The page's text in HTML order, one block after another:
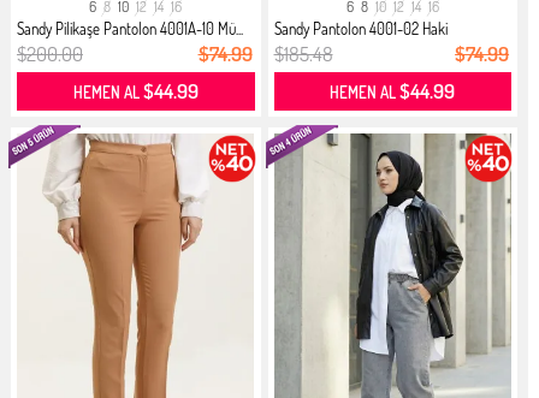
6 8 10 12 14 16
Sandy Pilikaşe Pantolon 4001A-10 Mü...
$200.00 $74.99
HEMEN AL$44.99
6 8 10 12 14 16
Sandy Pantolon 4001-02 Haki
$185.48 $74.99
HEMEN AL$44.99